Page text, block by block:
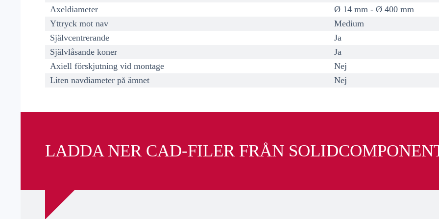
Axeldiameter
Ø 14 mm - Ø 400 mm
Yttryck mot nav
Medium
Självcentrerande
Ja
Självlåsande koner
Ja
Axiell förskjutning vid montage
Nej
Liten navdiameter på ämnet
Nej
LADDA NER CAD-FILER FRÅN